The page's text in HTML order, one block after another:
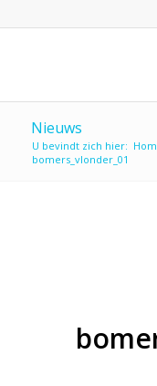
Nieuws
U bevindt zich hier:
bomers_vlonder_01